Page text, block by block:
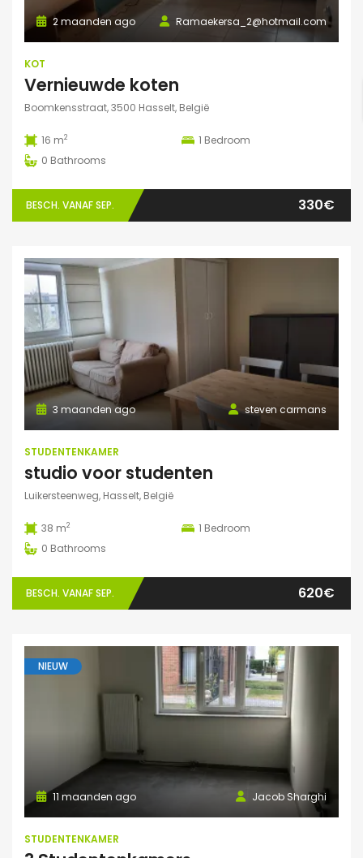
Ramaekersa_2@hotmail.com
2 maanden ago
KOT
Vernieuwde koten
Boomkensstraat, 3500 Hasselt, België
16 m2 1 Bedroom
0 Bathrooms
BESCH. VANAF SEP. 330€
steven carmans
3 maanden ago
STUDENTENKAMER
studio voor studenten
Luikersteenweg, Hasselt, België
38 m2 1 Bedroom
0 Bathrooms
BESCH. VANAF SEP. 620€
NIEUW
Jacob Sharghi
11 maanden ago
STUDENTENKAMER